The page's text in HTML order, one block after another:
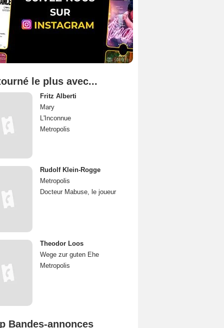
le plus avec...
Fritz Alberti
Mary
L'Inconnue
Metropolis
Rudolf Klein-Rogge
Metropolis
Docteur Mabuse, le joueur
Theodor Loos
Wege zur guten Ehe
Metropolis
Bandes-annonces